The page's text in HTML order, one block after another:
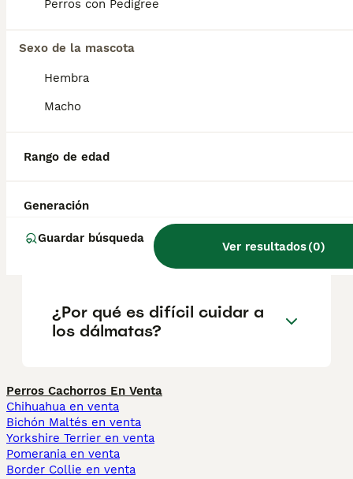
Perros con Pedigree
Sexo de la mascota
Hembra
Macho
Rango de edad
Generación
Guardar búsqueda
Ver resultados(0)
¿Cuántos cachorros tiene
¿Cuántos años suelen vivir
¿Los dálmatas se enferman
fácilmente?
¿Por qué es difícil cuidar a
los dálmatas?
Perros Cachorros En Venta
Chihuahua en venta
Bichón Maltés en venta
Yorkshire Terrier en venta
Pomerania en venta
Border Collie en venta